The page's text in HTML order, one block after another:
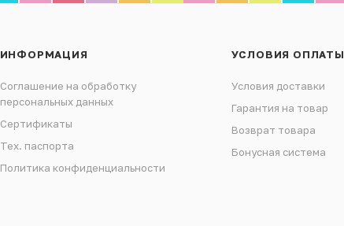
ИНФОРМАЦИЯ
Соглашение на обработку
персональных данных
Сертификаты
Тех. паспорта
Политика конфиденциальности
УСЛОВИЯ ОПЛАТЫ
Условия доставки
Гарантия на товар
Возврат товара
Бонусная система